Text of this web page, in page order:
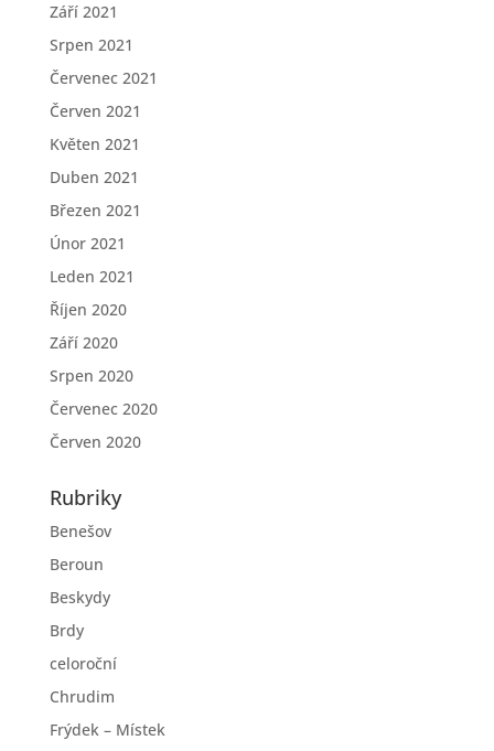
Září 2021
Srpen 2021
Červenec 2021
Červen 2021
Květen 2021
Duben 2021
Březen 2021
Únor 2021
Leden 2021
Říjen 2020
Září 2020
Srpen 2020
Červenec 2020
Červen 2020
Rubriky
Benešov
Beroun
Beskydy
Brdy
celoroční
Chrudim
Frýdek – Místek